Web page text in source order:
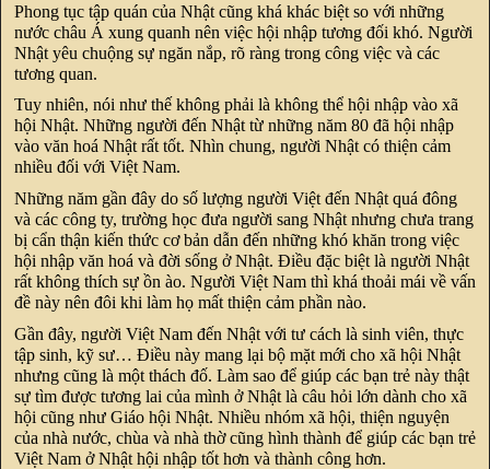
Phong tục tập quán của Nhật cũng khá khác biệt so với những
nước châu Á xung quanh nên việc hội nhập tương đối khó. Người
Nhật yêu chuộng sự ngăn nắp, rõ ràng trong công việc và các
tương quan.
Tuy nhiên, nói như thế không phải là không thể hội nhập vào xã
hội Nhật. Những người đến Nhật từ những năm 80 đã hội nhập
vào văn hoá Nhật rất tốt. Nhìn chung, người Nhật có thiện cảm
nhiều đối với Việt Nam.
Những năm gần đây do số lượng người Việt đến Nhật quá đông
và các công ty, trường học đưa người sang Nhật nhưng chưa trang
bị cẩn thận kiến thức cơ bản dẫn đến những khó khăn trong việc
hội nhập văn hoá và đời sống ở Nhật. Điều đặc biệt là người Nhật
rất không thích sự ồn ào. Người Việt Nam thì khá thoải mái về vấn
đề này nên đôi khi làm họ mất thiện cảm phần nào.
Gần đây, người Việt Nam đến Nhật với tư cách là sinh viên, thực
tập sinh, kỹ sư… Điều này mang lại bộ mặt mới cho xã hội Nhật
nhưng cũng là một thách đố. Làm sao để giúp các bạn trẻ này thật
sự tìm được tương lai của mình ở Nhật là câu hỏi lớn dành cho xã
hội cũng như Giáo hội Nhật. Nhiều nhóm xã hội, thiện nguyện
của nhà nước, chùa và nhà thờ cũng hình thành để giúp các bạn trẻ
Việt Nam ở Nhật hội nhập tốt hơn và thành công hơn.